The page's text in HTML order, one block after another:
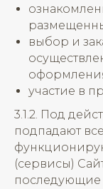
выбор и
участие в
3.1.2. Под
подпадают
(сервисы)